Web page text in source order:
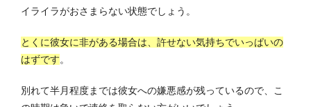
イライラがおさまらない状態でしょう。
とくに彼女に非がある場合は、許せない気持ちでいっぱいの
はずです。
別れて半月程度までは彼女への嫌悪感が残っているので、こ